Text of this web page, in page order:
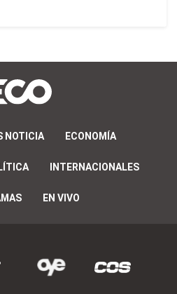
NOTICIA ECONOMÍA
INTERNACIONALES
EN VIVO